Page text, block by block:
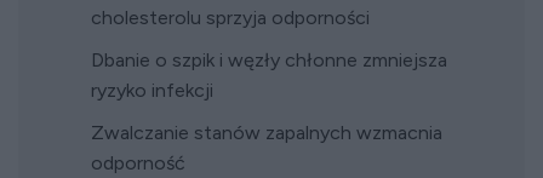
cholesterolu sprzyja odporności
Dbanie o szpik i węzły chłonne zmniejsza
ryzyko infekcji
Zwalczanie stanów zapalnych wzmacnia
odporność